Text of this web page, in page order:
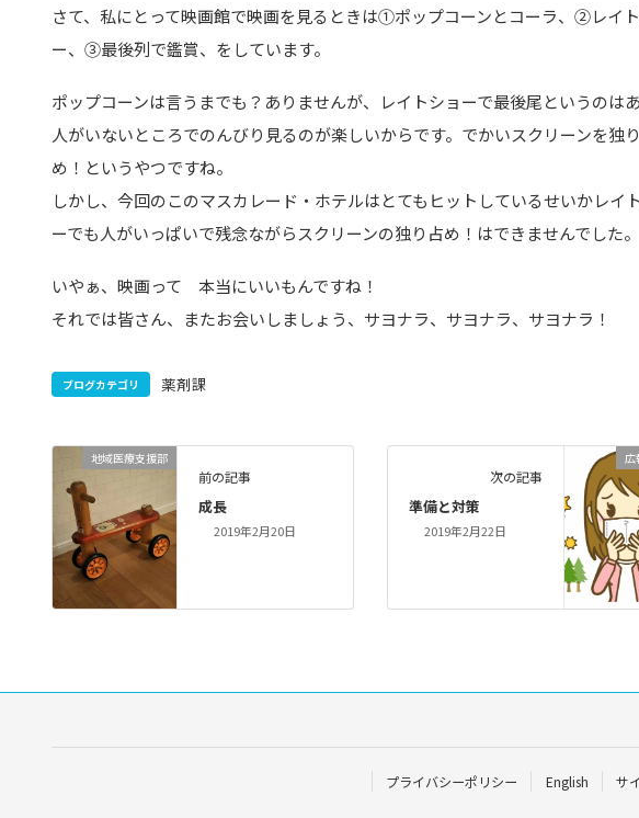
さて、私にとって映画館で映画を見るときは①ポップコーンとコーラ、②レイ
ー、③最後列で鑑賞、をしています。
ポップコーンは言うまでも？ありませんが、レイトショーで最後尾というのは
人がいないところでのんびり見るのが楽しいからです。でかいスクリーンを独
め！というやつですね。
しかし、今回のこのマスカレード・ホテルはとてもヒットしているせいかレイ
ーでも人がいっぱいで残念ながらスクリーンの独り占め！はできませんでした。
いやぁ、映画って 本当にいいもんですね！
それでは皆さん、またお会いしましょう、サヨナラ、サヨナラ、サヨナラ！
ブログカテゴリ 薬剤課
地域医療支援部
前の記事
成長
2019年2月20日
広
次の記事
準備と対策
2019年2月22日
プライバシーポリシー English サ